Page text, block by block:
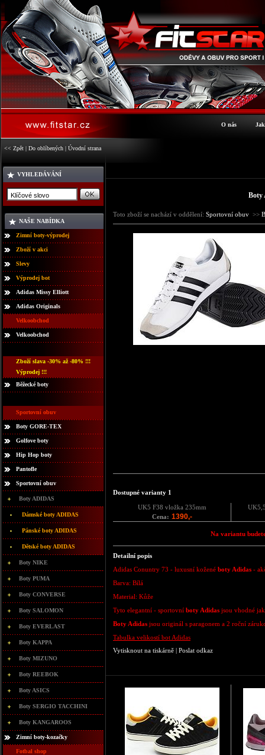
O nás
<< Zpět | Do oblíbených | Úvodní strana
VYHLEDÁVÁNÍ
NAŠE NABÍDKA
Zimní boty-výprodej
Zboží v akci
Slevy
Výprodej bot
Adidas Missy Elliott
Adidas Originals
Velkoobchod
Velkoobchod
Zboží slava -30% až -80% !!!
Výprodej !!!
Běžecké boty
Sportovní obuv
Boty GORE-TEX
Golfove boty
Hip Hop boty
Pantofle
Sportovní obuv
Boty ADIDAS
Dámské boty ADIDAS
Pánské boty ADIDAS
Dětské boty ADIDAS
Boty NIKE
Boty PUMA
Boty CONVERSE
Boty SALOMON
Boty EVERLAST
Boty KAPPA
Boty MIZUNO
Boty REEBOK
Boty ASICS
Boty SERGIO TACCHINI
Boty KANGAROOS
Zimní boty-kozačky
Fotbal shop
Boty
Toto zboží se nachází v oddělení: Sportovní obuv >>
Dostupné varianty 1
UK5 F38 vložka 235mm
Cena: 1390,-
Na variantu
Detailní popis
Adidas Conuntry 73 - luxusní kožené boty Adidas -
Barva: Bílá
Material: Kůže
Tyto elegantní - sportovní boty Adidas jsou vhodné
Boty Adidas jsou originál s paragonem a 2 roční
Tabulka velikostí bot Adidas
Vytisknout na tiskárně | Poslat odkaz